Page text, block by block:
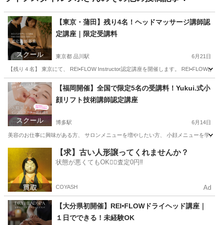
スクール
【東京・蒲田】残り4名！ヘッドマッサージ講師認
定講座｜限定受講料
東京都 品川駅 6月21日
【残り４名】 東京にて、 REI•FLOW Instructor認定講座を開催します。 REI•FLOW
東京 江東区 品川駅 美容健康 講座
スクール
【福岡開催】全国で限定5名の受講料！Yukui.式小
顔リフト技術講師認定講座
博多駅 6月14日
美容のお仕事に興味がある方、 サロンメニューを増やしたい方、 小顔メニューを学
博多駅 リフトアップ 小顔
【求】古い人形譲ってくれませんか？
状態が悪くてもOK🙆‍♀️査定0円‼️
COYASH Ad
【大分県初開催】REI•FLOWドライヘッド講座｜
１日でできる！未経験OK